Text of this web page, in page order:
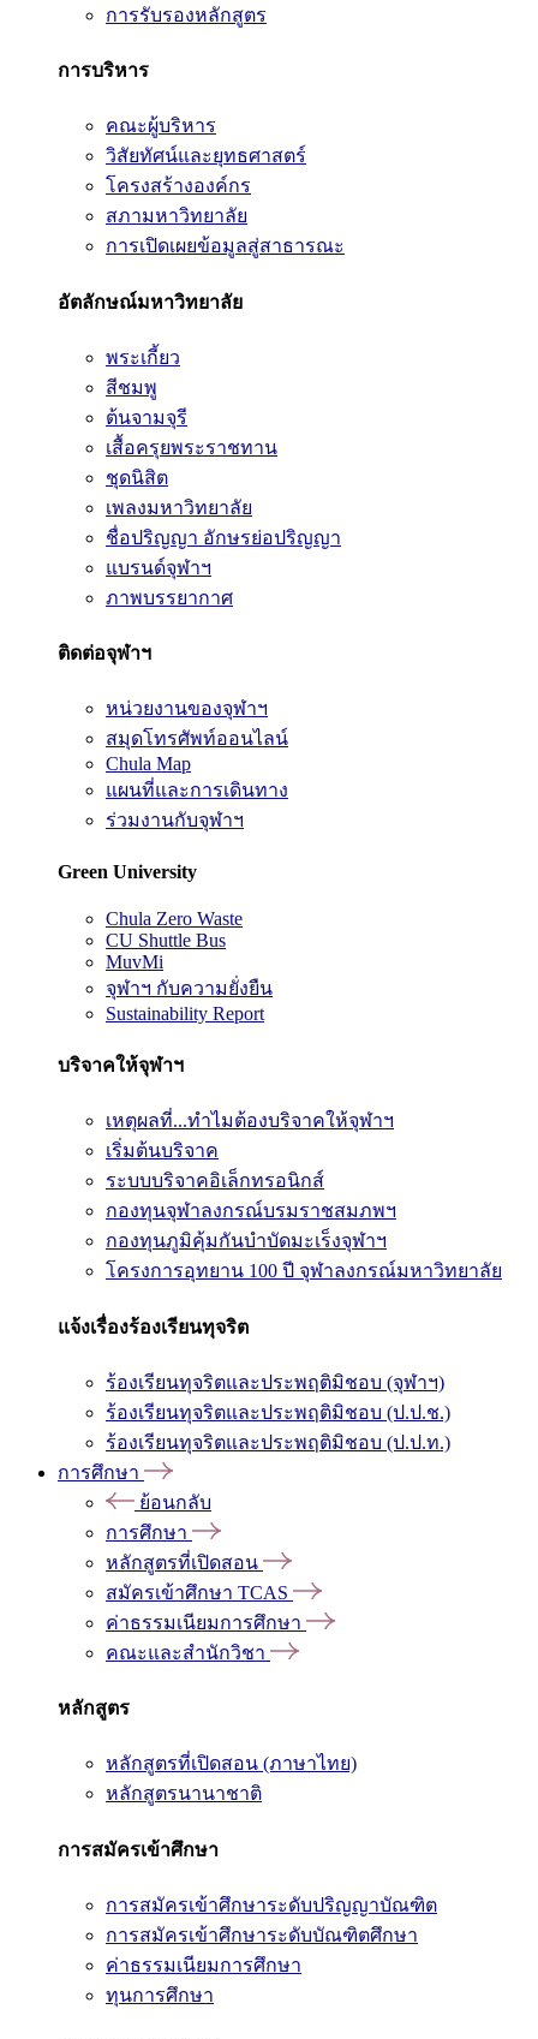
การรับรองหลักสูตร
การบริหาร
คณะผู้บริหาร
วิสัยทัศน์และยุทธศาสตร์
โครงสร้างองค์กร
สภามหาวิทยาลัย
การเปิดเผยข้อมูลสู่สาธารณะ
อัตลักษณ์มหาวิทยาลัย
พระเกี้ยว
สีชมพู
ต้นจามจุรี
เสื้อครุยพระราชทาน
ชุดนิสิต
เพลงมหาวิทยาลัย
ชื่อปริญญา อักษรย่อปริญญา
แบรนด์จุฬาฯ
ภาพบรรยากาศ
ติดต่อจุฬาฯ
หน่วยงานของจุฬาฯ
สมุดโทรศัพท์ออนไลน์
Chula Map
แผนที่และการเดินทาง
ร่วมงานกับจุฬาฯ
Green University
Chula Zero Waste
CU Shuttle Bus
MuvMi
จุฬาฯ กับความยั่งยืน
Sustainability Report
บริจาคให้จุฬาฯ
เหตุผลที่...ทำไมต้องบริจาคให้จุฬาฯ
เริ่มต้นบริจาค
ระบบบริจาคอิเล็กทรอนิกส์
กองทุนจุฬาลงกรณ์บรมราชสมภพฯ
กองทุนภูมิคุ้มกันบำบัดมะเร็งจุฬาฯ
โครงการอุทยาน 100 ปี จุฬาลงกรณ์มหาวิทยาลัย
แจ้งเรื่องร้องเรียนทุจริต
ร้องเรียนทุจริตและประพฤติมิชอบ (จุฬาฯ)
ร้องเรียนทุจริตและประพฤติมิชอบ (ป.ป.ช.)
ร้องเรียนทุจริตและประพฤติมิชอบ (ป.ป.ท.)
การศึกษา
ย้อนกลับ
การศึกษา
หลักสูตรที่เปิดสอน
สมัครเข้าศึกษา TCAS
ค่าธรรมเนียมการศึกษา
คณะและสำนักวิชา
หลักสูตร
หลักสูตรที่เปิดสอน (ภาษาไทย)
หลักสูตรนานาชาติ
การสมัครเข้าศึกษา
การสมัครเข้าศึกษาระดับปริญญาบัณฑิต
การสมัครเข้าศึกษาระดับบัณฑิตศึกษา
ค่าธรรมเนียมการศึกษา
ทุนการศึกษา